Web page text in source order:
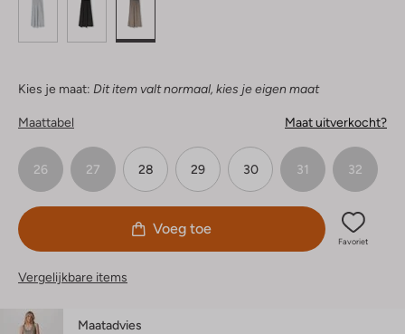
Kies je maat: Dit item valt normaal, kies je eigen maat
Maattabel Maat uitverkocht?
26 27 28 29 30 31 32
Voeg toe
Favoriet
Vergelijkbare items
Maatadvies